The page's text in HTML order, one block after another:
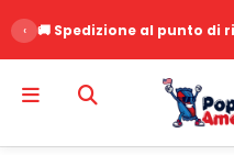
‹ 🚚 Spedizione al punto di